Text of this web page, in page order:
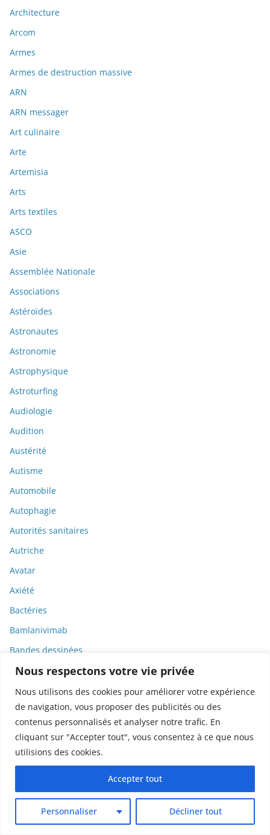
Nous respectons votre vie privée
Nous utilisons des cookies pour améliorer votre expérience
de navigation, vous proposer des publicités ou des
contenus personnalisés et analyser notre trafic. En
cliquant sur "Accepter tout", vous consentez à ce que nous
utilisions des cookies.
Personnaliser Décliner tout
Accepter tout
Architecture
Arcom
Armes
Armes de destruction massive
ARN
ARN messager
Art culinaire
Arte
Artemisia
Arts
Arts textiles
ASCO
Asie
Assemblée Nationale
Associations
Astéroïdes
Astronautes
Astronomie
Astrophysique
Astroturfing
Audiologie
Audition
Austérité
Autisme
Automobile
Autophagie
Autorités sanitaires
Autriche
Avatar
Axiété
Bactéries
Bamlanivimab
Bandes dessinées
Banque
Banque de France
BD
Biais cognitifs
Bibliographie
Biélorussie
Bien-être